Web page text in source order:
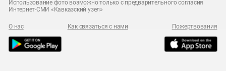
Использование фото возможно только с предварительного согласия
Интернет-СМИ «Кавказский узел»
О нас Как связаться с нами Пожертвования